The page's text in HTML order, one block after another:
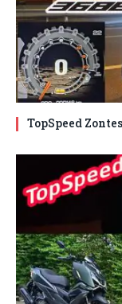
TopSpeed